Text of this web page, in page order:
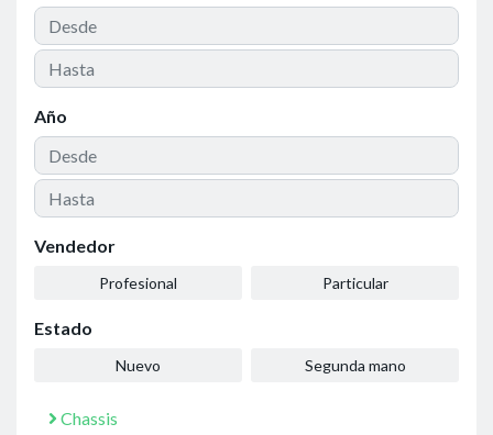
Año
Vendedor
Profesional Particular
Estado
Nuevo Segunda mano
Chassis